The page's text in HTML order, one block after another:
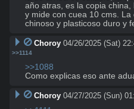
año atras, es la copia
y mide con cuea 10 cms.
chinoso y plasticoso duro y
Choroy 04/26/2025 (Sat)
>>1114
>>1088
Como explicas eso ante
Choroy 04/27/2025 (Sun)